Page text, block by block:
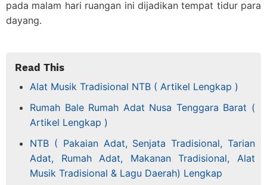
pada malam hari ruangan ini dijadikan tempat tidur para
dayang.
Read This
Alat Musik Tradisional NTB ( Artikel Lengkap )
Rumah Bale Rumah Adat Nusa Tenggara Barat (
Artikel Lengkap )
NTB ( Pakaian Adat, Senjata Tradisional, Tarian
Adat, Rumah Adat, Makanan Tradisional, Alat
Musik Tradisional & Lagu Daerah) Lengkap